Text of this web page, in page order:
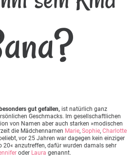
gut gefallen, ist natürlich ganz
Geschmacks. Im gesellschaftlichen
von Namen aber auch starken »modischen
die Mädchennamen Marie, Sophie, Charlotte
vor 25 Jahren war dagegen kein einziger
20« anzutreffen, dafür wurden damals sehr
oder Laura genannt.